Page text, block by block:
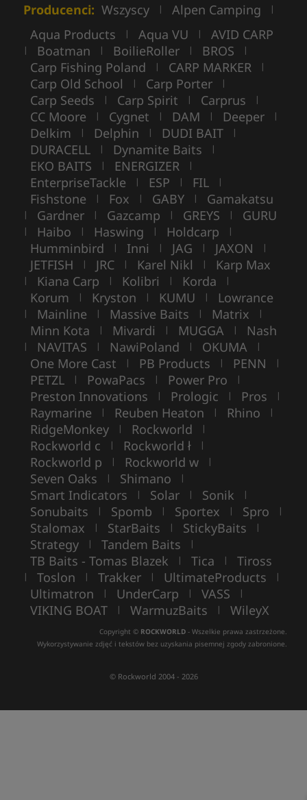
Producenci: Wszyscy | Alpen Camping |
Aqua Products | Aqua VU | AVID CARP
| Boatman | BoilieRoller | BROS |
Carp Fishing Poland | CARP MARKER |
Carp Old School | Carp Porter |
Carp Seeds | Carp Spirit | Carprus |
CC Moore | Cygnet | DAM | Deeper |
Delkim | Delphin | DUDI BAIT |
DURACELL | Dynamite Baits |
EKO BAITS | ENERGIZER |
EnterpriseTackle | ESP | FIL |
Fishstone | Fox | GABY | Gamakatsu
| Gardner | Gazcamp | GREYS | GURU
| Haibo | Haswing | Holdcarp |
Humminbird | Inni | JAG | JAXON |
JETFISH | JRC | Karel Nikl | Karp Max
| Kiana Carp | Kolibri | Korda |
Korum | Kryston | KUMU | Lowrance
| Mainline | Massive Baits | Matrix |
Minn Kota | Mivardi | MUGGA | Nash
| NAVITAS | NawiPoland | OKUMA |
One More Cast | PB Products | PENN |
PETZL | PowaPacs | Power Pro |
Preston Innovations | Prologic | Pros |
Raymarine | Reuben Heaton | Rhino |
RidgeMonkey | Rockworld |
Rockworld c | Rockworld ł |
Rockworld p | Rockworld w |
Seven Oaks | Shimano |
Smart Indicators | Solar | Sonik |
Sonubaits | Spomb | Sportex | Spro |
Stalomax | StarBaits | StickyBaits |
Strategy | Tandem Baits |
TB Baits - Tomas Blazek | Tica | Tiross
| Toslon | Trakker | UltimateProducts |
Ultimatron | UnderCarp | VASS |
VIKING BOAT | WarmuzBaits | WileyX
Copyright © ROCKWORLD - Wszelkie prawa zastrzeżone.
Wykorzystywanie zdjęć i tekstów bez uzyskania pisemnej zgody zabronione.
© Rockworld 2004 - 2026